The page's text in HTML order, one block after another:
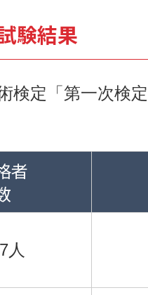
験結果
定「第一次検
者
人